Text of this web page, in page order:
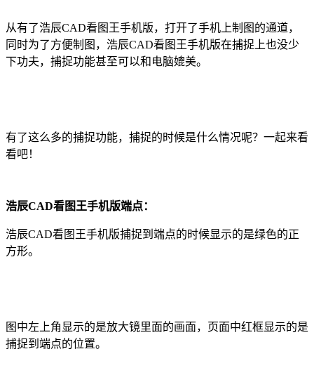
从有了浩辰CAD看图王手机版，打开了手机上制图的通道，
同时为了方便制图， 浩辰CAD看图王手机版在捕捉上也没少
下功夫，捕捉功能甚至可以和电脑媲美。
有了这么多的捕捉功能，捕捉的时候是什么情况呢？一起来看
看吧！
浩辰CAD看图王手机版端点：
浩辰CAD看图王手机版捕捉到端点的时候显示的是绿色的正
方形。
图中左上角显示的是放大镜里面的画面，页面中红框显示的是
捕捉到端点的位置。